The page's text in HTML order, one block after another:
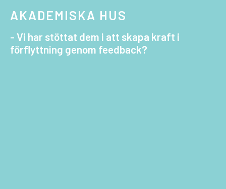
AKADEMISKA HUS
- Vi har stöttat dem i att skapa kraft i
förflyttning genom feedback?